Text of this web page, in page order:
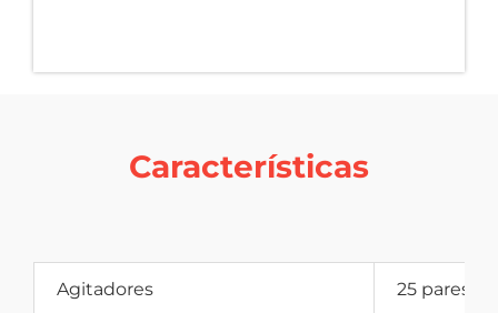
Características
Agitadores 25 pares